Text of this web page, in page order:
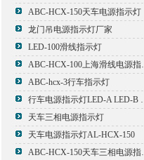
ABC-HCX-150天车电源指示灯
龙门吊电源指示灯厂家
LED-100滑线指示灯
ABC-
ABC-hcx-3行车指示灯
行车电源
天车三相电源指示灯
天车电源指示灯AL-HCX-150
ABC-